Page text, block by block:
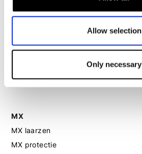
Allow selection
Only necessary
Motorhelm dames
Motorhandschoenen dames
MX
MX laarzen
MX protectie